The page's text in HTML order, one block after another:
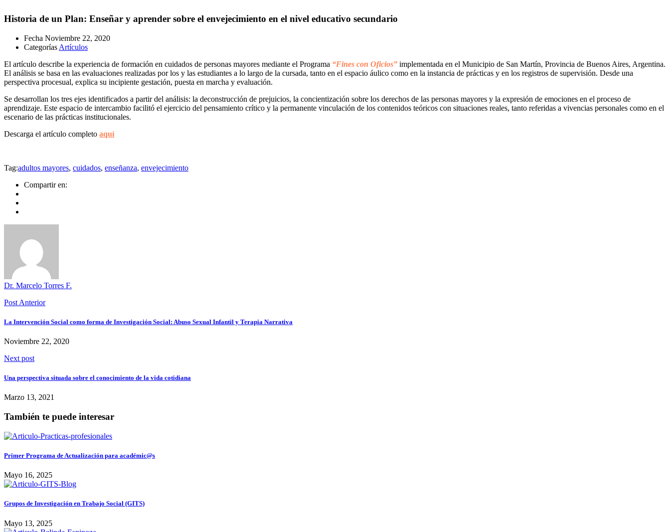
Historia de un Plan: Enseñar y aprender sobre el envejecimiento en el nivel educativo secundario
Fecha Noviembre 22, 2020
Categorías Artículos
El artículo describe la experiencia de formación en cuidados de personas mayores mediante el Programa “Fines con Oficios” implementada en el Municipio de San Martín, Provincia de Buenos Aires, Argentina.
El análisis se basa en las evaluaciones realizadas por los y las estudiantes a lo largo de la cursada, tanto en el espacio áulico como en la instancia de prácticas y en los registros de supervisión. Desde una
perspectiva procesual, explica su incipiente gestación, puesta en marcha y evaluación.
Se desarrollan los tres ejes identificados a partir del análisis: la deconstrucción de prejuicios, la concientización sobre los derechos de las personas mayores y la expresión de emociones en el proceso de
aprendizaje. Este espacio de intercambio facilitó el ejercicio del pensamiento crítico y la permanente vinculación de los contenidos teóricos con situaciones reales, tanto referidas a vivencias personales como en el
escenario de las prácticas institucionales.
Descarga el artículo completo aquí
Tag:adultos mayores, cuidados, enseñanza, envejecimiento
Compartir en:
Dr. Marcelo Torres F.
Post Anterior
La Intervención Social como forma de Investigación Social: Abuso Sexual Infantil y Terapia Narrativa
Noviembre 22, 2020
Next post
Una perspectiva situada sobre el conocimiento de la vida cotidiana
Marzo 13, 2021
También te puede interesar
Primer Programa de Actualización para académic@s
Mayo 16, 2025
Grupos de Investigación en Trabajo Social (GITS)
Mayo 13, 2025